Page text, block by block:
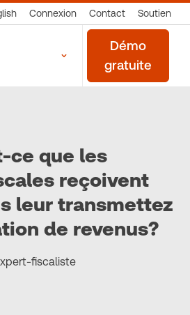
Connexion Contact Soutien
Démo
gratuite
ce que les
reçoivent
leur transmettez
de revenus?
fiscaliste